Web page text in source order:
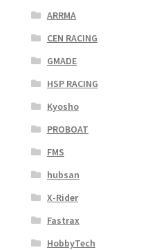
ARRMA
CEN RACING
GMADE
HSP RACING
Kyosho
PROBOAT
FMS
hubsan
X-Rider
Fastrax
HobbyTech